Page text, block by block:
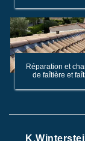
Réparation et
de faîtière et